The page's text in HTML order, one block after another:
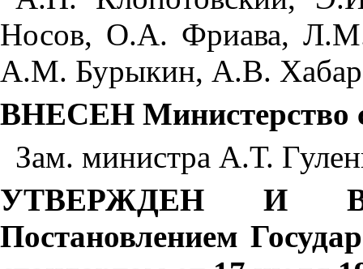
Носов, О.А. Фриава,
А.М. Бурыкин, А.В.
ВНЕСЕН Министерство
Зам. министра А.Т.
УТВЕРЖДЕН И
Постановлением